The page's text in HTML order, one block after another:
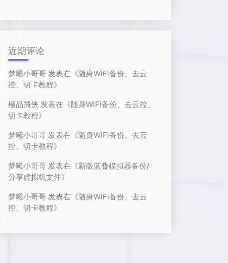
近期评论
梦曦小哥哥发表在《随身WiFi备份、去云
控、切卡教程》
極品飛俠 发表在《随身WiFi备份、去云控、
切卡教程》
梦曦小哥哥发表在《随身WiFi备份、去云
控、切卡教程》
梦曦小哥哥发表在《新版蓝叠模拟器备份/
分享虚拟机文件》
梦曦小哥哥发表在《随身WiFi备份、去云
控、切卡教程》